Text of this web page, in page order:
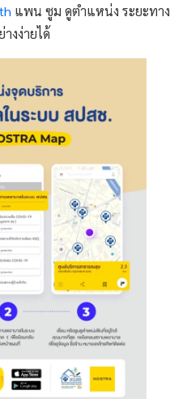
แพน ซูม ดูตำแหน่ง ระยะทาง
งง่ายได้